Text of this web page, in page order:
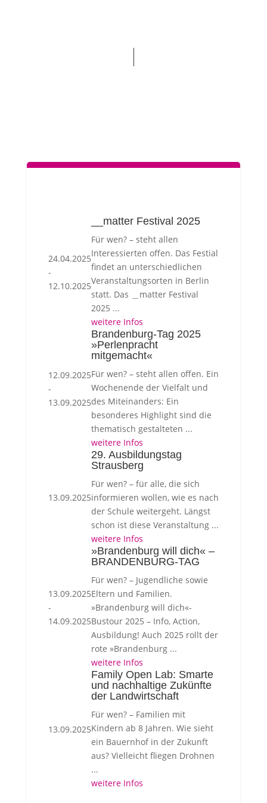
24.04.2025
-
12.10.2025
__matter Festival 2025
Für wen? – steht allen
Interessierten offen. Das Festial
findet an unterschiedlichen
Veranstaltungsorten in Berlin
statt. Das ＿matter Festival
2025 ...
weitere Infos
12.09.2025
-
13.09.2025
Brandenburg-Tag 2025
»Perlenpracht
mitgemacht«
Für wen? – steht allen offen. Ein
Wochenende der Vielfalt und
des Miteinanders: Ein
besonderes Highlight sind die
thematisch gestalteten ...
weitere Infos
13.09.2025
29. Ausbildungstag
Strausberg
Für wen? – für alle, die sich
informieren wollen, wie es nach
der Schule weitergeht. Längst
schon ist diese Veranstaltung ...
weitere Infos
13.09.2025
-
14.09.2025
»Brandenburg will dich« –
BRANDENBURG-TAG
Für wen? – Jugendliche sowie
Eltern und Familien.
»Brandenburg will dich«-
Bustour 2025 – Info, Action,
Ausbildung! Auch 2025 rollt der
rote »Brandenburg ...
weitere Infos
13.09.2025
Family Open Lab: Smarte
und nachhaltige Zukünfte
der Landwirtschaft
Für wen? – Familien mit
Kindern ab 8 Jahren. Wie sieht
ein Bauernhof in der Zukunft
aus? Vielleicht fliegen Drohnen
...
weitere Infos